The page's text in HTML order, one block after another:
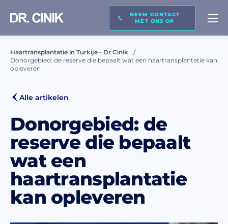
NEEM CONTACT
MET ONS OP
BEL MIJ TERUG
Naam*
E-mail *
Telefoon *
Haartransplantatie in Turkije - Dr Cinik
Donorgebied: de reserve die bepaalt wat een haartransplantatie kan
opleveren
Alle artikelen
Donorgebied: de
reserve die bepaalt
wat een
haartransplantatie
kan opleveren